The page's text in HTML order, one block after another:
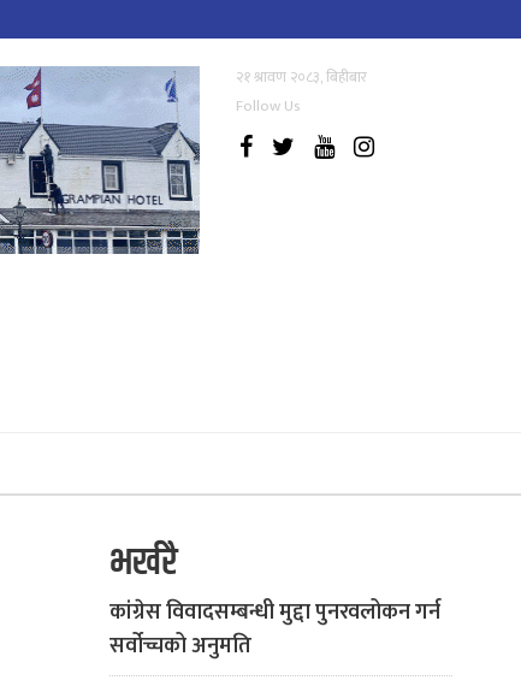
२१ श्रावण २०८३, बिहीबार
Follow Us
भर्खरै
कांग्रेस विवादसम्बन्धी मुद्दा पुनरवलोकन गर्न
सर्वोच्चको अनुमति